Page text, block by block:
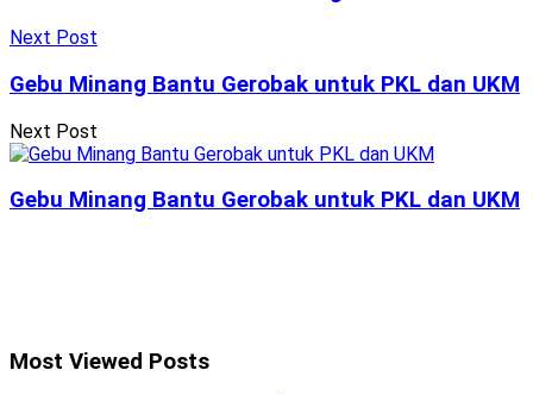
Next Post
Gebu Minang Bantu Gerobak untuk PKL dan UKM
Next Post
Gebu Minang Bantu Gerobak untuk PKL dan UKM
Most Viewed Posts